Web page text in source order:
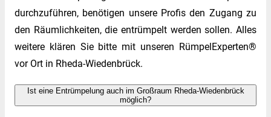
durchzuführen, benötigen unsere Profis den Zugang zu
den Räumlichkeiten, die entrümpelt werden sollen. Alles
weitere klären Sie bitte mit unseren RümpelExperten®
vor Ort in Rheda-Wiedenbrück.
Ist eine Entrümpelung auch im Großraum Rheda-Wiedenbrück
möglich?